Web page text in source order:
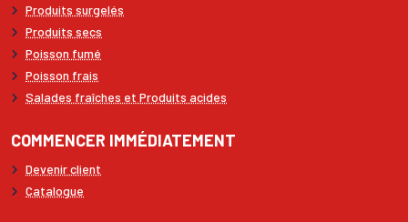
Produits surgelés
Produits secs
Poisson fumé
Poisson frais
Salades fraîches et Produits acides
COMMENCER IMMÉDIATEMENT
Devenir client
Catalogue